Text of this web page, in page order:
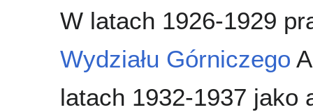
W latach 1926-1929
Wydziału Górniczego
latach 1932-1937 jako